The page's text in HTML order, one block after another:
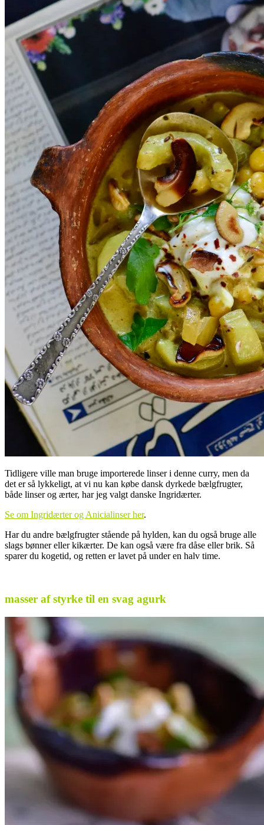
Tidligere ville man bruge importerede linser i denne curry, men da
det er så lykkeligt, at vi nu kan købe dansk dyrkede bælgfrugter,
både linser og ærter, har jeg valgt danske Ingridærter.
Se om Ingridærter og Anicialinser her.
Har du andre bælgfrugter stående på hylden, kan du også bruge alle
slags bønner eller kikærter. De kan også være fra dåse eller brik. Så
sparer du kogetid, og retten er lavet på under en halv time.
masser af styrke til en svag agurk